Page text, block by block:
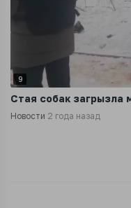
9
Стая собак загрызла
Новости 2 года назад